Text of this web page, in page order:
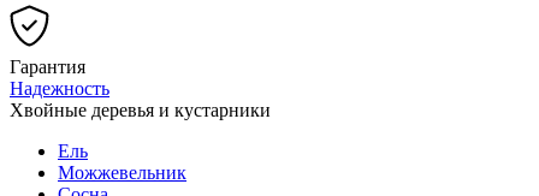
Гарантия
Надежность
Хвойные деревья и кустарники
Ель
Можжевельник